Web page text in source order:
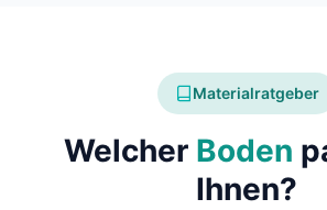
Materialratgeber
Welcher Boden
Ihnen?